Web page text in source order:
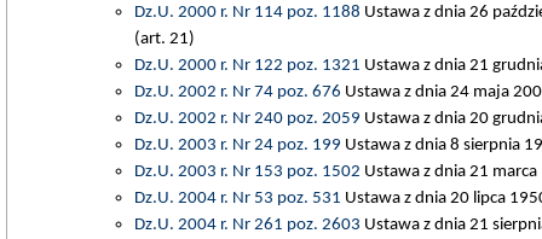
Dz.U. 2000 r. Nr 114 poz. 1188 Ustawa z dnia 26
(art. 21)
Dz.U. 2000 r. Nr 122 poz. 1321 Ustawa z dnia 21
Dz.U. 2002 r. Nr 74 poz. 676 Ustawa z dnia 24 maja
Dz.U. 2002 r. Nr 240 poz. 2059 Ustawa z dnia 20
Dz.U. 2003 r. Nr 24 poz. 199 Ustawa z dnia 8 sierpnia
Dz.U. 2003 r. Nr 153 poz. 1502 Ustawa z dnia 21
Dz.U. 2004 r. Nr 53 poz. 531 Ustawa z dnia 20 lipca
Dz.U. 2004 r. Nr 261 poz. 2603 Ustawa z dnia 21